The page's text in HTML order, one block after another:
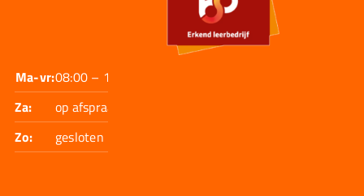
Ma-vr:08:00 – 17:30
Za:
op afspraak
Zo:
gesloten